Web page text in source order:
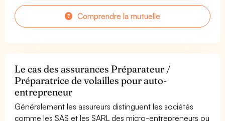
Comprendre la mutuelle
Le cas des assurances Préparateur /
Préparatrice de volailles pour auto-
entrepreneur
Généralement les assureurs distinguent les sociétés
comme les SAS et les SARL des micro-entrepreneurs ou